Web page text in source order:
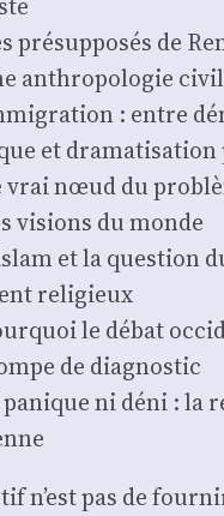
pré­sup­po­sés de
anthro­po­lo­gie
: entre
et
vrai nœud du
visions du monde
et la ques­tion
reli­gieux
le débat
de diag­nos­tic
ni déni : la
n’est pas de